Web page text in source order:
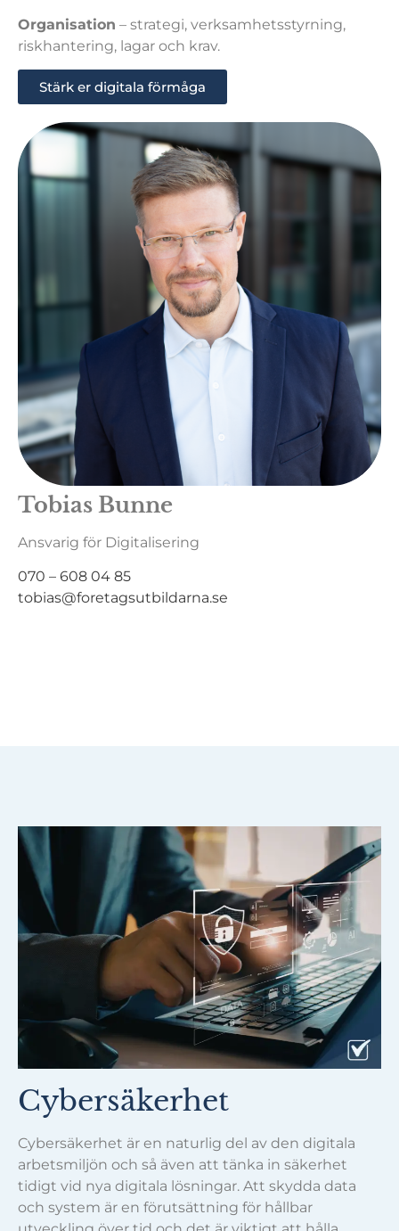
Tobias Bunne
Ansvarig för Digitalisering
070 – 608 04 85
tobias@foretagsutbildarna.se
Organisation – strategi, verksamhetsstyrning,
riskhantering, lagar och krav.
Stärk er digitala förmåga
Cybersäkerhet
Cybersäkerhet är en naturlig del av den digitala
arbetsmiljön och så även att tänka in säkerhet
tidigt vid nya digitala lösningar. Att skydda data
och system är en förutsättning för hållbar